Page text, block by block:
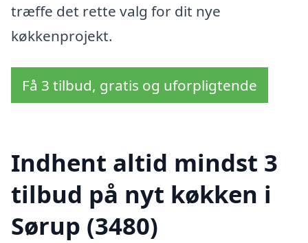
træffe det rette valg for dit nye
køkkenprojekt.
Få 3 tilbud, gratis og uforpligtende
Indhent altid mindst 3
tilbud på nyt køkken i
Sørup (3480)